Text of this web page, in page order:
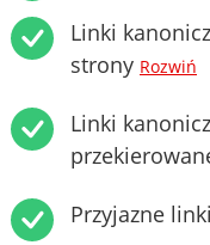
Linki
strony Rozwiń
Linki
Przyjazne linki